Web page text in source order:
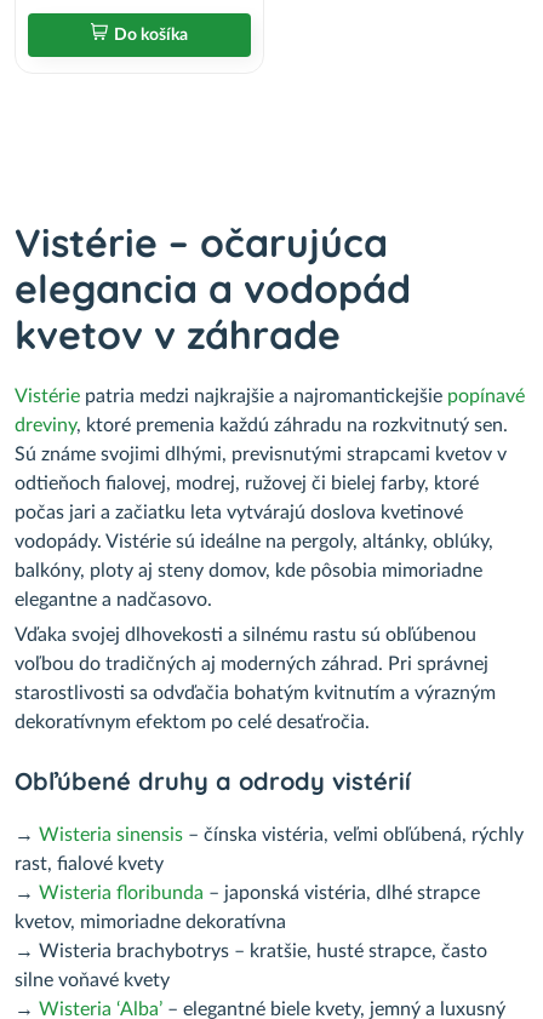
Do košíka
Vistérie – očarujúca
elegancia a vodopád
kvetov v záhrade
Vistérie patria medzi najkrajšie a najromantickejšie popínavé
dreviny, ktoré premenia každú záhradu na rozkvitnutý sen.
Sú známe svojimi dlhými, previsnutými strapcami kvetov v
odtieňoch fialovej, modrej, ružovej či bielej farby, ktoré
počas jari a začiatku leta vytvárajú doslova kvetinové
vodopády. Vistérie sú ideálne na pergoly, altánky, oblúky,
balkóny, ploty aj steny domov, kde pôsobia mimoriadne
elegantne a nadčasovo.
Vďaka svojej dlhovekosti a silnému rastu sú obľúbenou
voľbou do tradičných aj moderných záhrad. Pri správnej
starostlivosti sa odvďačia bohatým kvitnutím a výrazným
dekoratívnym efektom po celé desaťročia.
Obľúbené druhy a odrody vistérií
→ Wisteria sinensis – čínska vistéria, veľmi obľúbená, rýchly
rast, fialové kvety
→ Wisteria floribunda – japonská vistéria, dlhé strapce
kvetov, mimoriadne dekoratívna
→ Wisteria brachybotrys – kratšie, husté strapce, často
silne voňavé kvety
→ Wisteria ‘Alba’ – elegantné biele kvety, jemný a luxusný